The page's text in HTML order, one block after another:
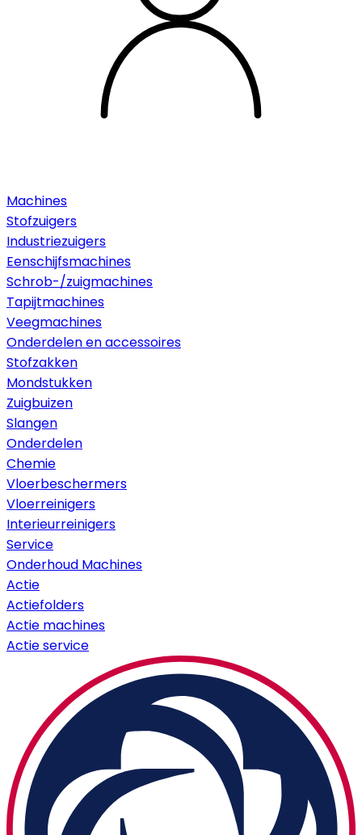
Machines
Stofzuigers
Industriezuigers
Eenschijfsmachines
Schrob-/zuigmachines
Tapijtmachines
Veegmachines
Onderdelen en accessoires
Stofzakken
Mondstukken
Zuigbuizen
Slangen
Onderdelen
Chemie
Vloerbeschermers
Vloerreinigers
Interieurreinigers
Service
Onderhoud Machines
Actie
Actiefolders
Actie machines
Actie service